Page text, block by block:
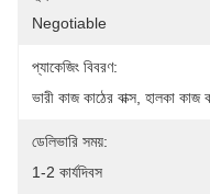
Negotiable
প্যাকেজিং বিবরণ:
ভারী কাজ কাঠের বাক্স, হালকা কাজ
ডেলিভারি সময়:
1-2 কার্যদিবস